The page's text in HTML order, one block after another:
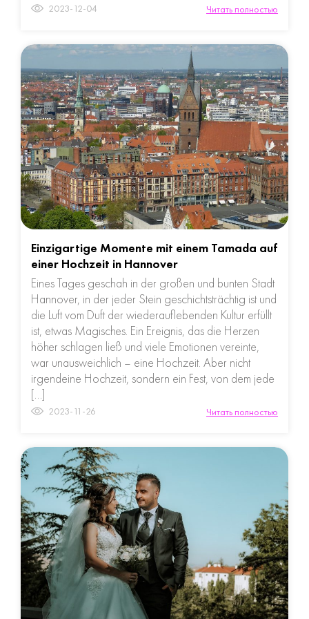
2023-12-04 Читать полностью
Einzigartige Momente mit einem Tamada auf
einer Hochzeit in Hannover
Eines Tages geschah in der großen und bunten Stadt
Hannover, in der jeder Stein geschichtsträchtig ist und
die Luft vom Duft der wiederauflebenden Kultur erfüllt
ist, etwas Magisches. Ein Ereignis, das die Herzen
höher schlagen ließ und viele Emotionen vereinte,
war unausweichlich – eine Hochzeit. Aber nicht
irgendeine Hochzeit, sondern ein Fest, von dem jede
[…]
2023-11-26 Читать полностью